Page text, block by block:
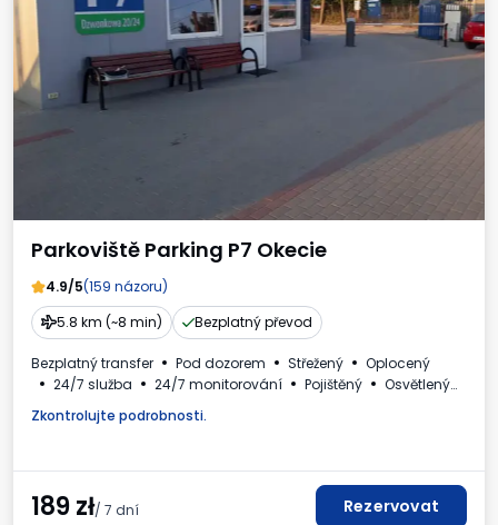
Parkoviště Parking P7 Okecie
4.9/5(159 názoru)
5.8 km (~8 min)
Bezplatný převod
Bezplatný transfer Pod dozorem Střežený
Oplocený
24/7 služba
24/7 monitorování Pojištěný
Osvětlený
Zkontrolujte podrobnosti.
189zł/ 7 dní Rezervovat